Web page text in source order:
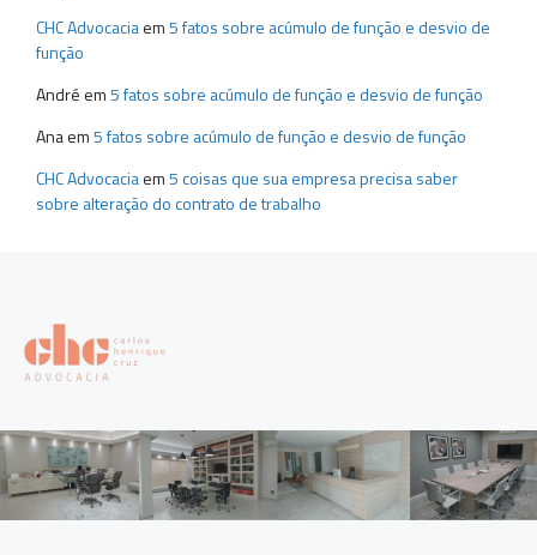
CHC Advocaciaem5 fatos sobre acúmulo de função e desvio de
função
André em5 fatos sobre acúmulo de função e desvio de função
Anaem5 fatos sobre acúmulo de função e desvio de função
CHC Advocaciaem5 coisas que sua empresa precisa saber
sobre alteração do contrato de trabalho